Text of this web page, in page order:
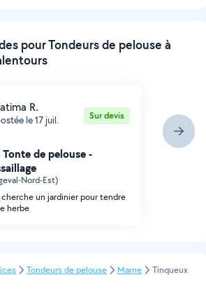
pour Tondeurs de pelouse à
R.
le 17 juil. Sur devis
de pelouse -
Nord-Est)
cherche un jardinier pour tendre
herbe
Tondeurs de pelouse Marne Tinqueux